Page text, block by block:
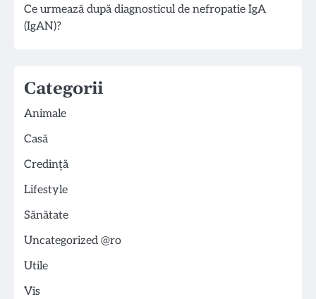
Ce urmează după diagnosticul de nefropatie IgA
(IgAN)?
Categorii
Animale
Casă
Credință
Lifestyle
Sănătate
Uncategorized @ro
Utile
Vis